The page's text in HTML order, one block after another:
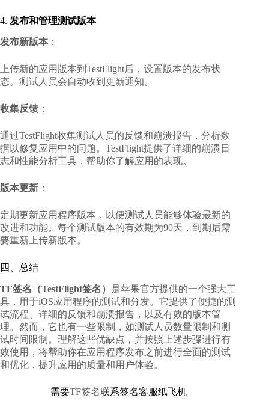
4. 发布和管理测试版本
发布新版本 ：
上传新的应用版本到TestFlight后，设置版本的发布状
态。测试人员会自动收到更新通知。
收集反馈 ：
通过TestFlight收集测试人员的反馈和崩溃报告，分析数
据以修复应用中的问题。TestFlight提供了详细的崩溃日
志和性能分析工具，帮助你了解应用的表现。
版本更新 ：
定期更新应用程序版本，以便测试人员能够体验最新的
改进和功能。每个测试版本的有效期为90天，到期后需
要重新上传新版本。
四、总结
TF签名（TestFlight签名） 是苹果官方提供的一个强大工
具，用于iOS应用程序的测试和分发。它提供了便捷的测
试流程、详细的反馈和崩溃报告，以及有效的版本管
理。然而，它也有一些限制，如测试人员数量限制和测
试时间限制。理解这些优缺点，并按照上述步骤进行有
效使用，将帮助你在应用程序发布之前进行全面的测试
和优化，提升应用的质量和用户体验。
需要TF签名联系签名客服纸飞机